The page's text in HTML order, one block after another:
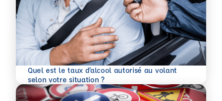
Quel est le taux d’alcool autorisé au volant
selon votre situation ?
En savoir plus